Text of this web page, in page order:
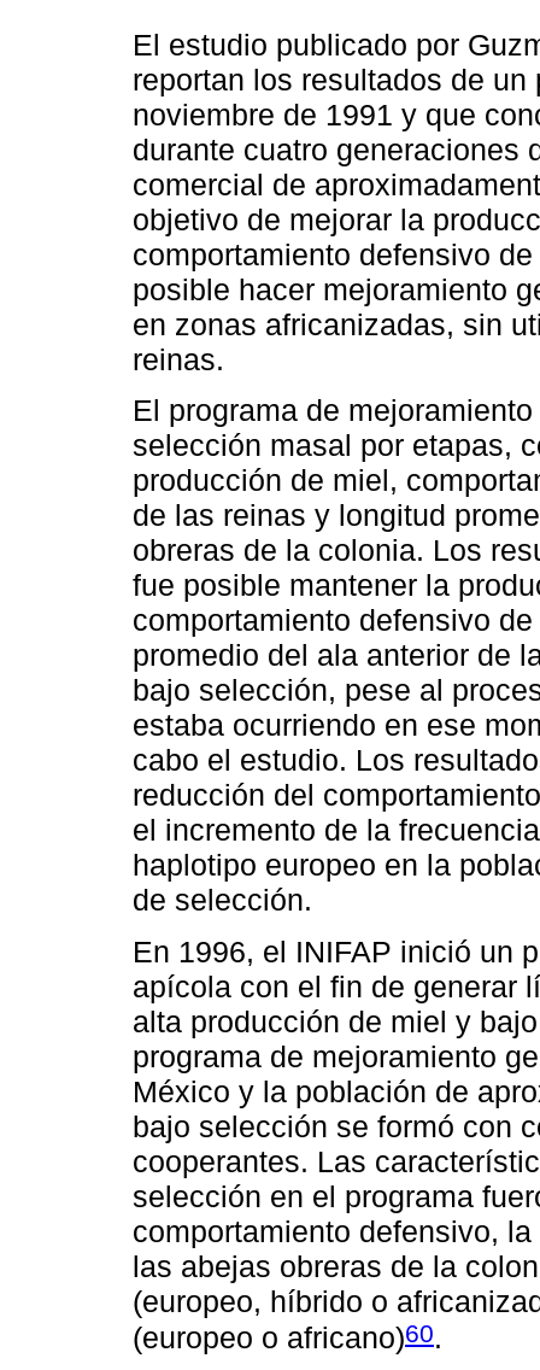
El estudio publicado por
reportan los resultados de
noviembre de 1991 y que
durante cuatro generaciones
comercial de
objetivo de mejorar la
comportamiento defensivo
posible hacer mejoramiento
en zonas africanizadas, sin
reinas.
El programa de
selección masal por etapas,
producción de miel,
de las reinas y longitud
obreras de la colonia. Los
fue posible mantener la
comportamiento defensivo
promedio del ala anterior de
bajo selección, pese al
estaba ocurriendo en ese
cabo el estudio. Los
reducción del
el incremento de la
haplotipo europeo en la
de selección.
En 1996, el INIFAP inició un
apícola con el fin de generar
alta producción de miel y
programa de mejoramiento
México y la población de
bajo selección se formó con
cooperantes. Las
selección en el programa
comportamiento defensivo,
las abejas obreras de la
(europeo, híbrido o
(europeo o africano)60.